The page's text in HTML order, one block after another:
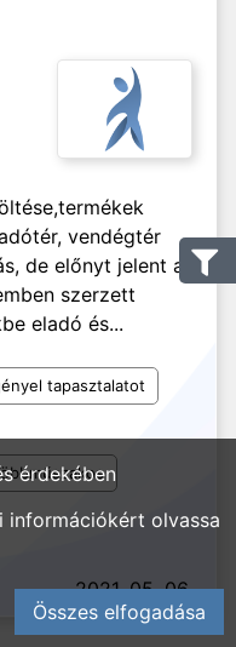
vendégtér
de előnyt jelent a
szerzett
eladó és...
tapasztalatot
2021. 05. 06.
érdekében
információkért olvassa
Összes elfogadása